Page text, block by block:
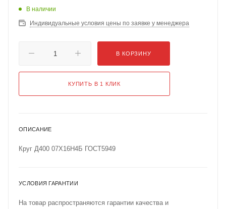
В наличии
Индивидуальные условия цены по заявке у менеджера
В КОРЗИНУ
КУПИТЬ В 1 КЛИК
ОПИСАНИЕ
Круг Д400 07Х16Н4Б ГОСТ5949
УСЛОВИЯ ГАРАНТИИ
На товар распространяются гарантии качества и